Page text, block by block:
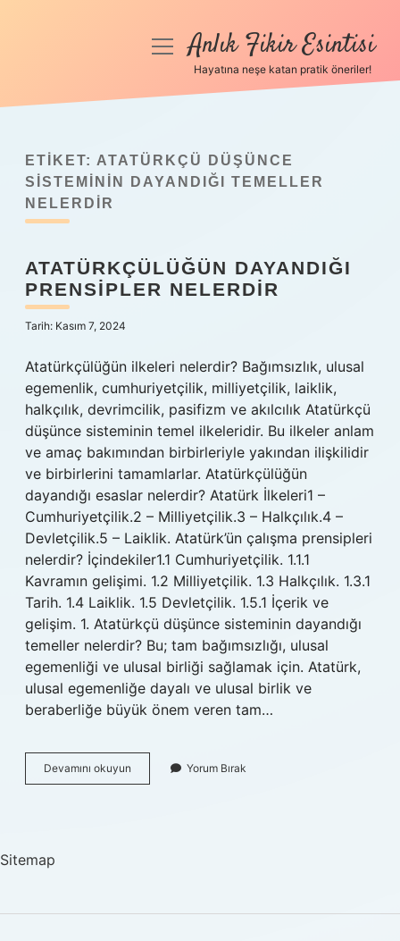
Anasayfa
Yasal Uyarı
Hakkımızda
menüyüAnlık Fikir Esintisi
Hayatına neşe katan pratik öneriler!
ETIKET: ATATÜRKÇÜ DÜŞÜNCE
SISTEMININ DAYANDIĞI TEMELLER
NELERDIR
ATATÜRKÇÜLÜĞÜN DAYANDIĞI
PRENSIPLER NELERDIR
Tarih: Kasım 7, 2024
Atatürkçülüğün ilkeleri nelerdir? Bağımsızlık, ulusal
egemenlik, cumhuriyetçilik, milliyetçilik, laiklik,
halkçılık, devrimcilik, pasifizm ve akılcılık Atatürkçü
düşünce sisteminin temel ilkeleridir. Bu ilkeler anlam
ve amaç bakımından birbirleriyle yakından ilişkilidir
ve birbirlerini tamamlarlar. Atatürkçülüğün
dayandığı esaslar nelerdir? Atatürk İlkeleri1 –
Cumhuriyetçilik.2 – Milliyetçilik.3 – Halkçılık.4 –
Devletçilik.5 – Laiklik. Atatürk’ün çalışma prensipleri
nelerdir? İçindekiler1.1 Cumhuriyetçilik. 1.1.1
Kavramın gelişimi. 1.2 Milliyetçilik. 1.3 Halkçılık. 1.3.1
Tarih. 1.4 Laiklik. 1.5 Devletçilik. 1.5.1 İçerik ve
gelişim. 1. Atatürkçü düşünce sisteminin dayandığı
temeller nelerdir? Bu; tam bağımsızlığı, ulusal
egemenliği ve ulusal birliği sağlamak için. Atatürk,
ulusal egemenliğe dayalı ve ulusal birlik ve
beraberliğe büyük önem veren tam…
Devamını okuyun Atatürkçülüğün
Dayandığı
Yorum Bırak
Sitemap